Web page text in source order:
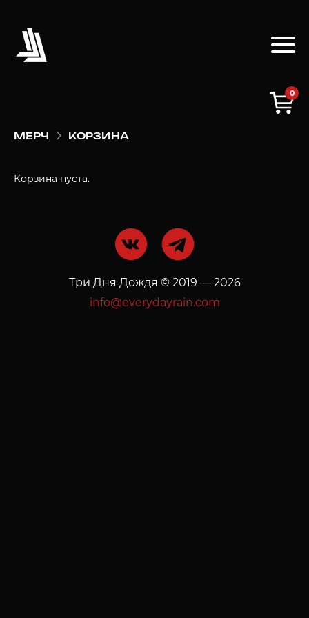
0
МЕРЧ КОРЗИНА
Корзина пуста.
Три Дня Дождя © 2019 — 2026
info@everydayrain.com